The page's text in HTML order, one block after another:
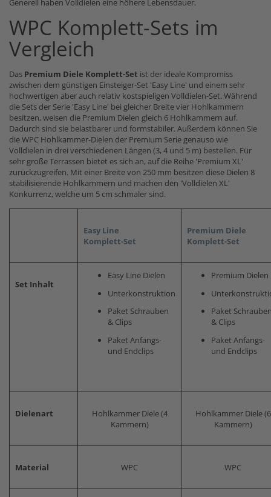
Generell haben Volldielen eine höhere Lebensdauer.
WPC Komplett-Sets im
Vergleich
Das Premium Diele Komplett-Set ist der ideale Kompromiss
zwischen dem günstigen Einsteiger-Set 'Easy Line' und einem sehr
hochwertigen aber auch relativ kostspieligen Volldielen-Set. Während
die Sets der Serie 'Easy Line' bei gleicher Breite vier Hohlkammern
besitzen, weisen die Premium Dielen gleich 6 Hohlkammern auf.
Dadurch sind sie belastbarer und formstabiler. Außerdem können Sie
die WPC Hohlkammer-Dielen der Premium Serie genauso wie
Volldielen in drei verschiedenen Längen (3, 4 und 5 m) bestellen. Für
sehr große Terrassen bietet es sich an, auf die Reihe 'Premium XL'
zurückzugreifen. Mit einer Breite von 250 mm besitzen diese Dielen 8
stabilisierende Hohlkammern und machen den 'Volldielen XL'
Konkurrenz, welche um 5 cm schmaler sind.
Easy Line
Komplett-Set
Premium Diele
Komplett-Set
Set Inhalt
Easy Line Dielen
Unterkonstruktion
Paket Schrauben
& Clips
Paket Anfangs-
und Endclips
Premium Dielen
Paket
& Clips
Paket Anfangs-
und Endclips
Dielenart
Hohlkammer Diele (4
Kammern)
Hohlkammer Diele (6
Kammern)
Material WPC WPC